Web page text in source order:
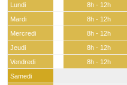
Lundi 8h - 12h
Mardi
8h - 12h
Mercredi
8h - 12h
Jeudi
8h - 12h
Vendredi
8h - 12h
Samedi